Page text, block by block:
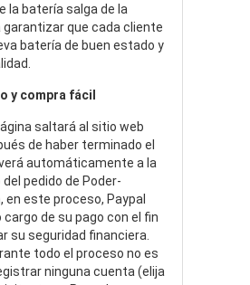
la batería salga de la
garantizar que cada cliente
batería de buen estado y
y compra fácil
saltará al sitio web
de haber terminado el
automáticamente a la
pedido de Poder-
en este proceso, Paypal
de su pago con el fin
su seguridad financiera.
todo el proceso no es
ninguna cuenta (elija